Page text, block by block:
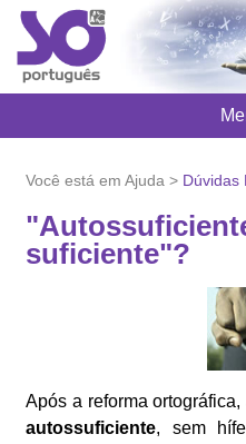
Você está em Ajuda > Dúvidas
suficiente"?
Após a reforma
autossuficiente, sem